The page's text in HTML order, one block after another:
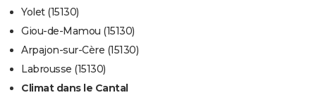
Yolet (15130)
Giou-de-Mamou (15130)
Arpajon-sur-Cère (15130)
Labrousse (15130)
Climat dans le Cantal